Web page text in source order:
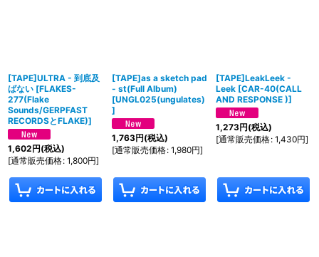
[TAPE]ULTRA - 到底及
ばない [FLAKES-
277(Flake
Sounds/GERPFAST
RECORDSとFLAKE)]
1,602円(税込)
[通常販売価格: 1,800円]
[TAPE]as a sketch pad
- st(Full Album)
[UNGL025(ungulates)
]
1,763円(税込)
[通常販売価格: 1,980円]
[TAPE]LeakLeek -
Leek [CAR-40(CALL
AND RESPONSE )]
1,273円(税込)
[通常販売価格: 1,430円]